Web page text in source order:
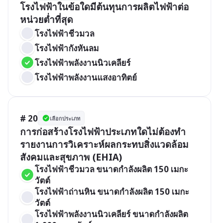
โรงไฟฟ้าในข้อใดมีต้นทุนการผลิตไฟฟ้าต่อ
หน่วยต่ำที่สุด
โรงไฟฟ้าชีวมวล
โรงไฟฟ้ากังหันลม
โรงไฟฟ้าพลังงานนิวเคลียร์
โรงไฟฟ้าพลังงานแสงอาทิตย์
# 20 เลือกประเภท
การก่อสร้างโรงไฟฟ้าประเภทใดไม่ต้องทำ
รายงานการวิเคราะห์ผลกระทบสิ่งแวดล้อม
สังคมและสุขภาพ (EHIA)
โรงไฟฟ้าชีวมวล ขนาดกำลังผลิต 150 เมกะ
วัตต์
โรงไฟฟ้าถ่านหิน ขนาดกำลังผลิต 150 เมกะ
วัตต์
โรงไฟฟ้าพลังงานนิวเคลียร์ ขนาดกำลังผลิต